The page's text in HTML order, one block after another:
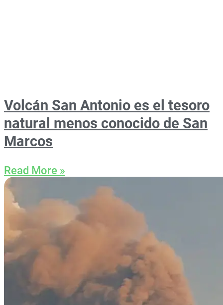
Volcán San Antonio es el tesoro
natural menos conocido de San
Marcos
Read More »